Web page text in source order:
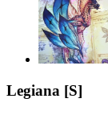
Legiana [S]